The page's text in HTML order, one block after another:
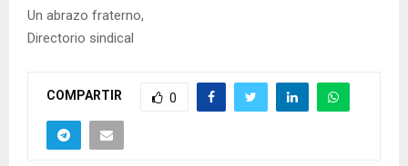
Un abrazo fraterno,
Directorio sindical
COMPARTIR 0